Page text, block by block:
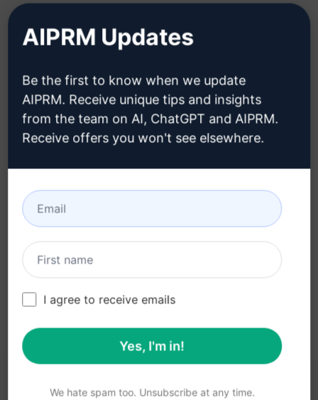
Fare clic qui per sapere come
POTRESTE TROVARE UTILI QUESTI LINK
AIPRM Updates
Be the first to know when we update
AIPRM. Receive unique tips and insights
from the team on AI, ChatGPT and AIPRM.
Receive offers you won't see elsewhere.
I agree to receive emails
Yes, I'm in!
We hate spam too. Unsubscribe at any time.